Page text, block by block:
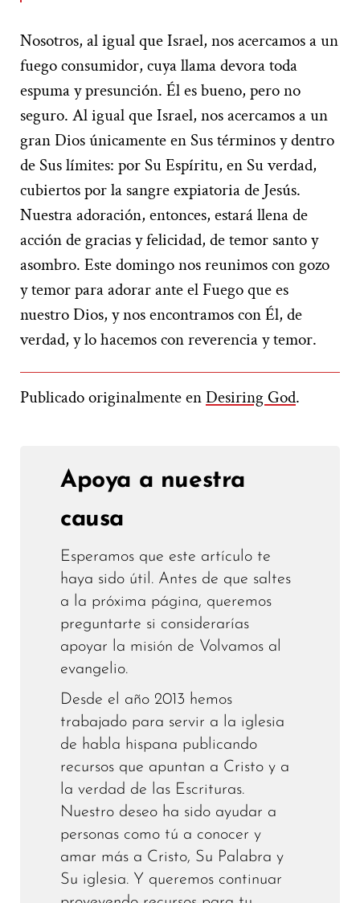
Nosotros, al igual que Israel, nos acercamos a un
fuego consumidor, cuya llama devora toda
espuma y presunción. Él es bueno, pero no
seguro. Al igual que Israel, nos acercamos a un
gran Dios únicamente en Sus términos y dentro
de Sus límites: por Su Espíritu, en Su verdad,
cubiertos por la sangre expiatoria de Jesús.
Nuestra adoración, entonces, estará llena de
acción de gracias y felicidad, de temor santo y
asombro. Este domingo nos reunimos con gozo
y temor para adorar ante el Fuego que es
nuestro Dios, y nos encontramos con Él, de
verdad, y lo hacemos con reverencia y temor.
Publicado originalmente enDesiring God.
Apoya a nuestra
causa
Esperamos que este artículo te
haya sido útil. Antes de que saltes
a la próxima página, queremos
preguntarte si considerarías
apoyar la misión de Volvamos al
evangelio.
Desde el año 2013 hemos
trabajado para servir a la iglesia
de habla hispana publicando
recursos que apuntan a Cristo y a
la verdad de las Escrituras.
Nuestro deseo ha sido ayudar a
personas como tú a conocer y
amar más a Cristo, Su Palabra y
Su iglesia. Y queremos continuar